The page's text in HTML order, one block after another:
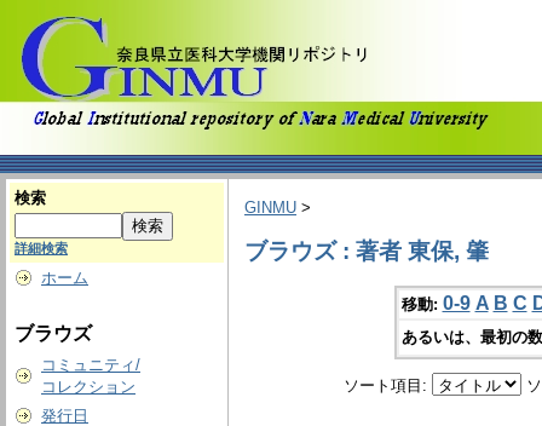
検索
詳細検索
ホーム
ブラウズ
コミュニティ/
コレクション
発行日
GINMU >
ブラウズ : 著者 東保, 肇
移動: 0-9 A B C
あるいは、最初の
ソート項目: